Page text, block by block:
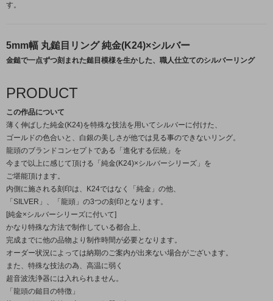
す。
5mm幅 丸鎚目リング 純金(K24)×シルバー
金鎚で一点ずつ刻まれた鎚目模様を生かした、職人仕立てのシルバーリング
PRODUCT
この作品について
薄く伸ばした純金(K24)を特殊な技法を用いてシルバーに付けた、
ゴールドの色合いと、白銀の美しさが他では見る事のできないリング。
龍頭のブランドコンセプトである「進化する伝統」を
今まで以上に感じて頂ける「純金(K24)×シルバーシリーズ」を
ご堪能頂けます。
内側に施される刻印は、K24ではなく「純金」の他、
「SILVER」、「龍頭」の3つの刻印となります。
[純金×シルバーシリーズに付いて]
かなり特殊な方法で制作している都合上、
完成までに他の品物より制作時間が必要となります。
オーダー状況によっては納期のご案内が出来ない場合がございます。
また、特殊な技法の為、高温に弱く
超音波洗浄器には入れられません。
「龍頭の鎚目の特徴」